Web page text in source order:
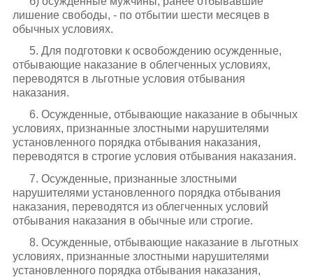
лишение свободы, - по отбытии шести месяцев в
обычных условиях.
5. Для подготовки к освобождению осужденные,
отбывающие наказание в облегченных условиях,
переводятся в льготные условия отбывания
наказания.
6. Осужденные, отбывающие наказание в обычных
условиях, признанные злостными нарушителями
установленного порядка отбывания наказания,
переводятся в строгие условия отбывания наказания.
7. Осужденные, признанные злостными
нарушителями установленного порядка отбывания
наказания, переводятся из облегченных условий
отбывания наказания в обычные или строгие.
8. Осужденные, отбывающие наказание в льготных
условиях, признанные злостными нарушителями
установленного порядка отбывания наказания,